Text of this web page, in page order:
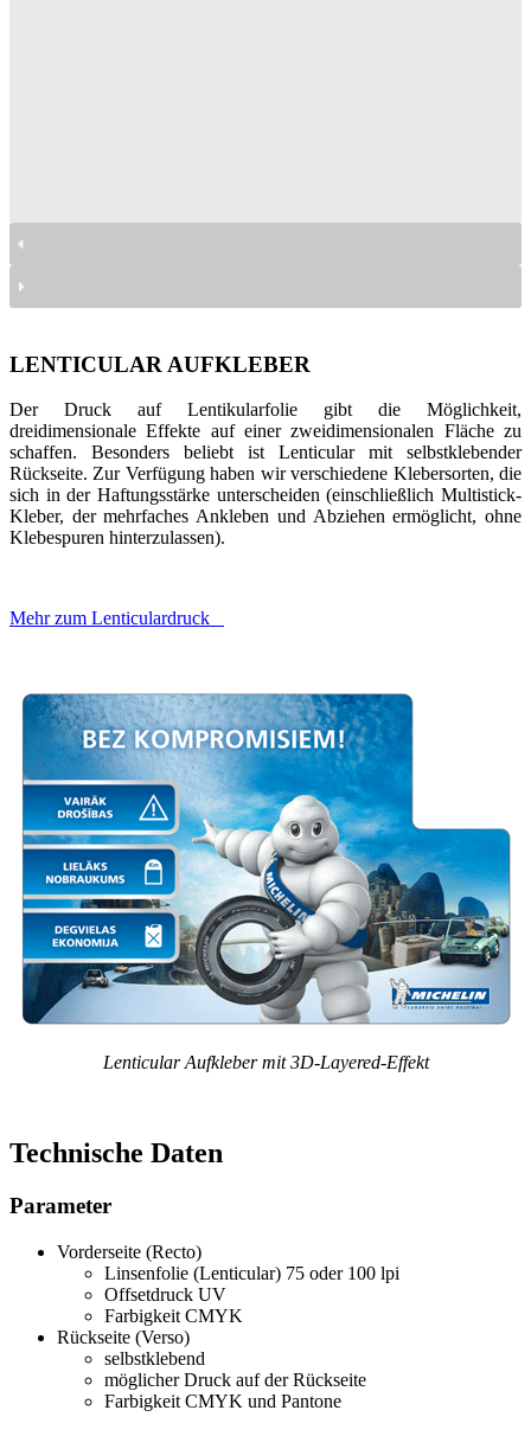
LENTICULAR AUFKLEBER
Der Druck auf Lentikularfolie gibt die Möglichkeit,
dreidimensionale Effekte auf einer zweidimensionalen Fläche zu
schaffen. Besonders beliebt ist Lenticular mit selbstklebender
Rückseite. Zur Verfügung haben wir verschiedene Klebersorten, die
sich in der Haftungsstärke unterscheiden (einschließlich Multistick-
Kleber, der mehrfaches Ankleben und Abziehen ermöglicht, ohne
Klebespuren hinterzulassen).
Mehr zum Lenticulardruck
Lenticular Aufkleber mit 3D-Layered-Effekt
Technische Daten
Parameter
Vorderseite (Recto)
Linsenfolie (Lenticular) 75 oder 100 lpi
Offsetdruck UV
Farbigkeit CMYK
Rückseite (Verso)
selbstklebend
möglicher Druck auf der Rückseite
Farbigkeit CMYK und Pantone